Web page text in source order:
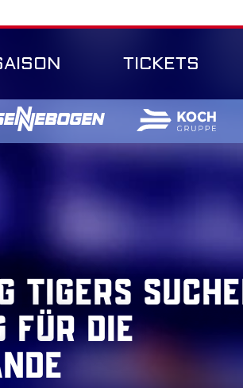
TICKETS
Tigers
für die